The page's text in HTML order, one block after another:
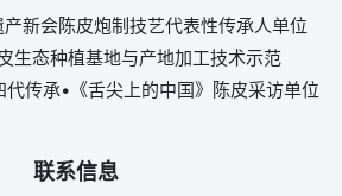
新会陈皮炮制技艺代表性传承人单位
生态种植基地与产地加工技术示范
传承•《舌尖上的中国》陈皮采访单位
联系信息